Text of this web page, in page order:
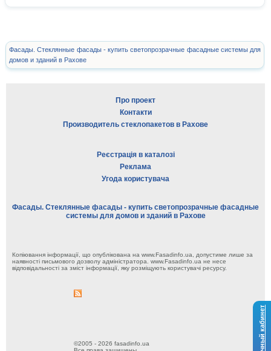
Личный кабинет
Фасады. Стеклянные фасады - купить светопрозрачные фасадные системы для
домов и зданий в Рахове
Про проект
Контакти
Производитель стеклопакетов в Рахове
Реєстрація в каталозі
Реклама
Угода користувача
Фасады. Стеклянные фасады - купить светопрозрачные фасадные
системы для домов и зданий в Рахове
Копіювання інформації, що опублікована на www.Fasadinfo.ua, допустиме лише за
наявності письмового дозволу адміністратора. www.Fasadinfo.ua не несе
відповідальності за зміст інформації, яку розміщують користувачі ресурсу.
©2005 - 2026 fasadinfo.ua